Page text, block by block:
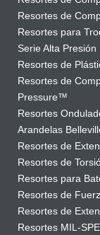
Resortes de
Resortes para
Serie Alta Presión
Resortes de
Resortes de
Pressure™
Resortes
Arandelas
Resortes de
Resortes de
Resortes para
Resortes de
Resortes de
Resortes MIL-